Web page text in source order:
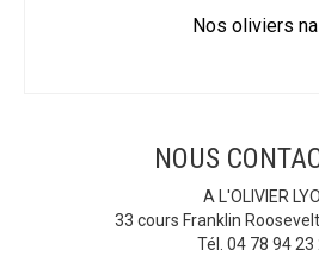
Nos oliviers
NOUS
A L'OLIVIER
33 cours Franklin
Tél. 04 78 94 23